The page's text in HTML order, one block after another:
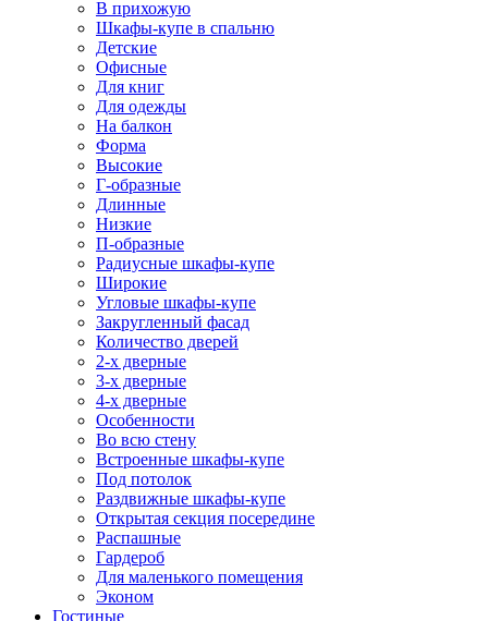
В прихожую
Шкафы-купе в спальню
Детские
Офисные
Для книг
Для одежды
На балкон
Форма
Высокие
Г-образные
Длинные
Низкие
П-образные
Радиусные шкафы-купе
Широкие
Угловые шкафы-купе
Закругленный фасад
Количество дверей
2-х дверные
3-х дверные
4-х дверные
Особенности
Во всю стену
Встроенные шкафы-купе
Под потолок
Раздвижные шкафы-купе
Открытая секция посередине
Распашные
Гардероб
Для маленького помещения
Эконом
Гостиные